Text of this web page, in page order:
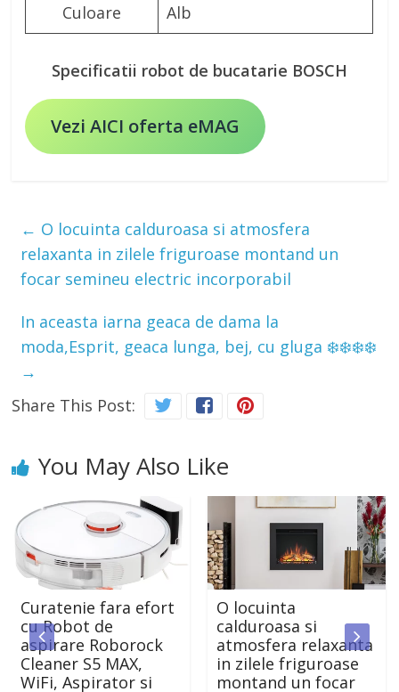
Culoare
Alb
Specificatii robot de bucatarie BOSCH
Vezi AICI oferta eMAG
← O locuinta calduroasa si atmosfera
relaxanta in zilele friguroase montand un
focar semineu electric incorporabil
In aceasta iarna geaca de dama la
moda,Esprit, geaca lunga, bej, cu gluga ❄️❄️❄️❄️
→
Share This Post:
You May Also Like
efort
si
O locuinta
calduroasa si
atmosfera relaxanta
in zilele friguroase
montand un focar
Confort
in locuinta cu
aparatul de
conditionat
Light ACT-